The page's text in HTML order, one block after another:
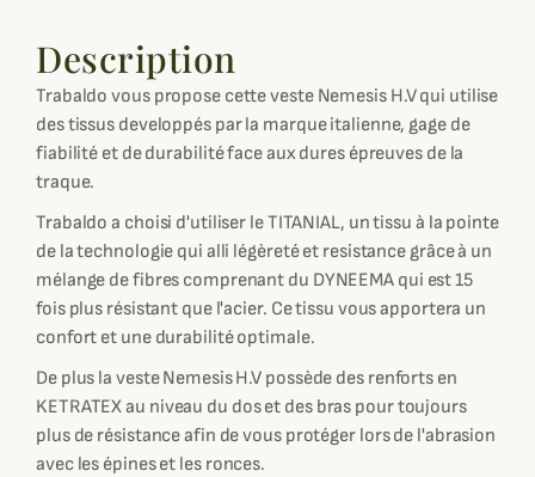
Description
Trabaldo vous propose cette veste Nemesis H.V qui utilise
des tissus developpés par la marque italienne, gage de
fiabilité et de durabilité face aux dures épreuves de la
traque.
Trabaldo a choisi d'utiliser le TITANIAL, un tissu à la pointe
de la technologie qui alli légèreté et resistance grâce à un
mélange de fibres comprenant du DYNEEMA qui est 15
fois plus résistant que l'acier. Ce tissu vous apportera un
confort et une durabilité optimale.
De plus la veste Nemesis H.V possède des renforts en
KETRATEX au niveau du dos et des bras pour toujours
plus de résistance afin de vous protéger lors de l'abrasion
avec les épines et les ronces.